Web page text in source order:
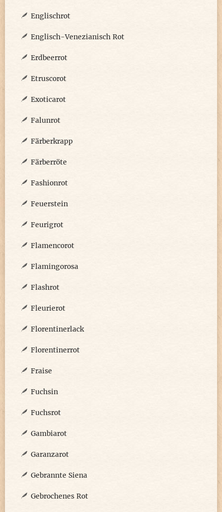
Englischrot
Englisch-Venezianisch Rot
Erdbeerrot
Etruscorot
Exoticarot
Falunrot
Färberkrapp
Färberröte
Fashionrot
Feuerstein
Feurigrot
Flamencorot
Flamingorosa
Flashrot
Fleurierot
Florentinerlack
Florentinerrot
Fraise
Fuchsin
Fuchsrot
Gambiarot
Garanzarot
Gebrannte Siena
Gebrochenes Rot